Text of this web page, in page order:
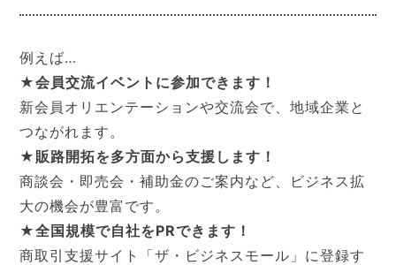
例えば…
★会員交流イベントに参加できます！
新会員オリエンテーションや交流会で、地域企業と
つながれます。
★販路開拓を多方面から支援します！
商談会・即売会・補助金のご案内など、ビジネス拡
大の機会が豊富です。
★全国規模で自社をPRできます！
商取引支援サイト「ザ・ビジネスモール」に登録す